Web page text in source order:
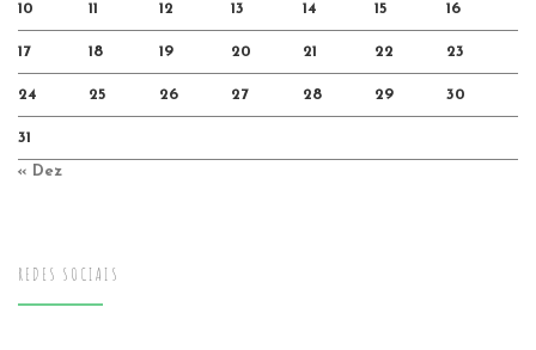
10 11 12 13 14 15 16
17 18 19 20 21 22 23
24 25 26 27 28 29 30
31
« Dez
REDES SOCIAIS